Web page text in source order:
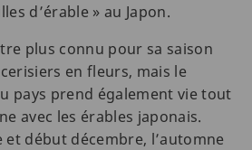
d’érable » au Japon.
plus connu pour sa saison
en fleurs, mais le
pays prend également vie tout
avec les érables japonais.
début décembre, l’automne